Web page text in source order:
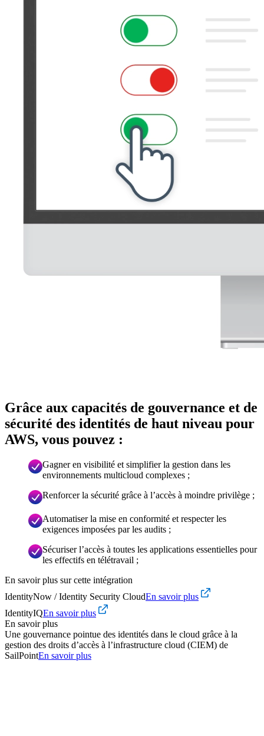
Grâce aux capacités de gouvernance et de
sécurité des identités de haut niveau pour
AWS, vous pouvez :
Gagner en visibilité et simplifier la gestion dans les
environnements multicloud complexes ;
Renforcer la sécurité grâce à l’accès à moindre privilège ;
Automatiser la mise en conformité et respecter les
exigences imposées par les audits ;
Sécuriser l’accès à toutes les applications essentielles pour
les effectifs en télétravail ;
En savoir plus sur cette intégration
IdentityNow / Identity Security CloudEn savoir plus
IdentityIQEn savoir plus
En savoir plus
Une gouvernance pointue des identités dans le cloud grâce à la
gestion des droits d’accès à l’infrastructure cloud (CIEM) de
SailPointEn savoir plus